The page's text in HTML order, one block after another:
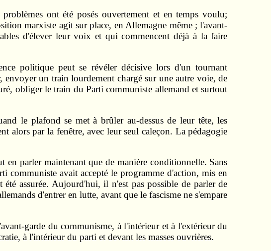
ont été posés ouvertement et en temps voulu;
marxiste agit sur place, en Allemagne même ; l'avant-
d'élever leur voix et qui commencent déjà à la faire
politique peut se révéler décisive lors d'un tournant
un train lourdement chargé sur une autre voie, de
obliger le train du Parti communiste allemand et surtout
le plafond se met à brûler au-dessus de leur tête, les
alors par la fenêtre, avec leur seul caleçon. La pédagogie
en parler maintenant que de manière conditionnelle. Sans
communiste avait accepté le programme d'action, mis en
assurée. Aujourd'hui, il n'est pas possible de parler de
d'entrer en lutte, avant que le fascisme ne s'empare
garde du communisme, à l'intérieur et à l'extérieur du
à l'intérieur du parti et devant les masses ouvrières.